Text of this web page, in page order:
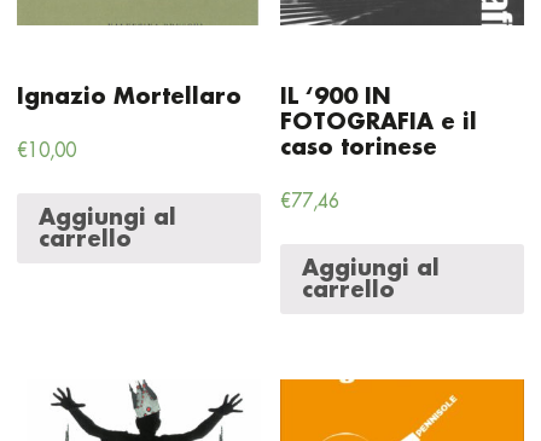
Ignazio Mortellaro
€ 10,00
Aggiungi al
carrello
IL ‘900 IN
FOTOGRAFIA e il
caso torinese
€77,46
Aggiungi al
carrello